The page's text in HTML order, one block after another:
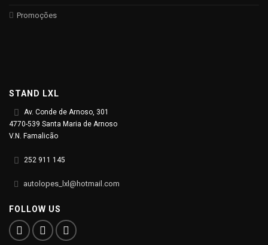
Promoções
STAND LXL
Av. Conde de Arnoso, 301
4770-539 Santa Maria de Arnoso
V.N. Famalicão
252 911 145
autolopes_lxl@hotmail.com
FOLLOW US